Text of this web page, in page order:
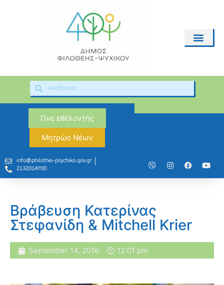
Γίνε εθελοντής
Μητρώο Νέων
info@philothei-psychiko.gov.gr
2132014700
Βράβευση Κατερίνας
Στεφανίδη & Mitchell Krier
September 14, 2016 12:01 pm